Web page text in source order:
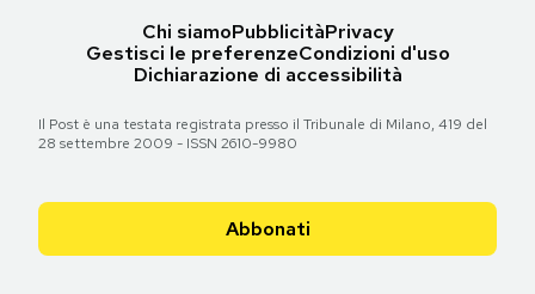
Chi siamoPubblicitàPrivacy
Gestisci le preferenzeCondizioni d'uso
Dichiarazione di accessibilità
Il Post è una testata registrata presso il Tribunale di Milano, 419 del
28 settembre 2009 - ISSN 2610-9980
Abbonati